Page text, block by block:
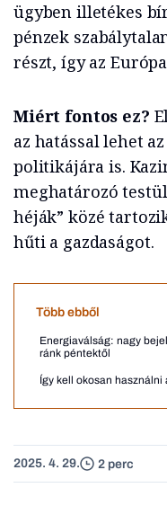
ügyben illetékes
pénzek
részt, így az
Miért fontos ez?
az hatással lehet
politikájára is.
meghatározó
héják” közé
hűti a gazdaságot.
Több ebből
Energiaválság: nagy
ránk péntektől
Így kell okosan használni
2025. 4. 29. 2 perc